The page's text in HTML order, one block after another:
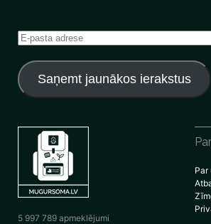
E-
adrese
Saņemt jaunākos ierakstus
5 997 789 apmeklējumi
Par